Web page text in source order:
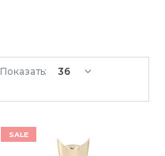
Показать:
SALE